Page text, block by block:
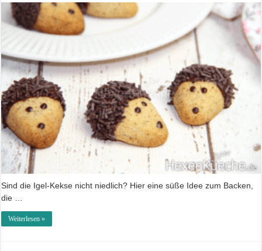
Sind die Igel-Kekse nicht niedlich? Hier eine süße Idee zum Backen,
die …
Weiterlesen »